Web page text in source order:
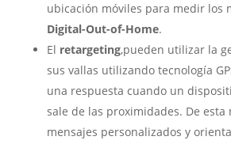
ubicación móviles para medir los
Digital-Out-of-Home.
El retargeting,pueden utilizar la
sus vallas utilizando tecnología
una respuesta cuando un
sale de las proximidades. De esta
mensajes personalizados y